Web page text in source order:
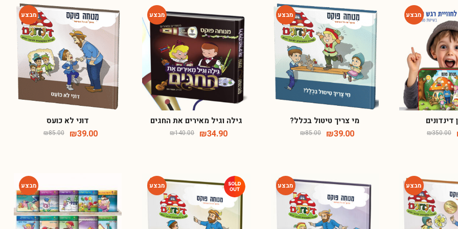
דינדונים
₪350.00
-54%
מי צריך טיטול בכלל?
₪85.00 ₪39.00
-75%
גילה וגיל מאירים את החגים
₪140.00 ₪34.90
-54%
דוני לא כועס
₪85.00 ₪39.00
-54%
-54%
-54%
-74%